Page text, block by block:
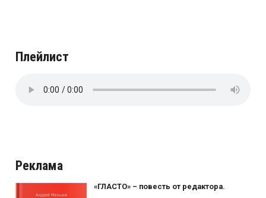
Плейлист
Реклама
«ГЛАСТО» – повесть от редактора.